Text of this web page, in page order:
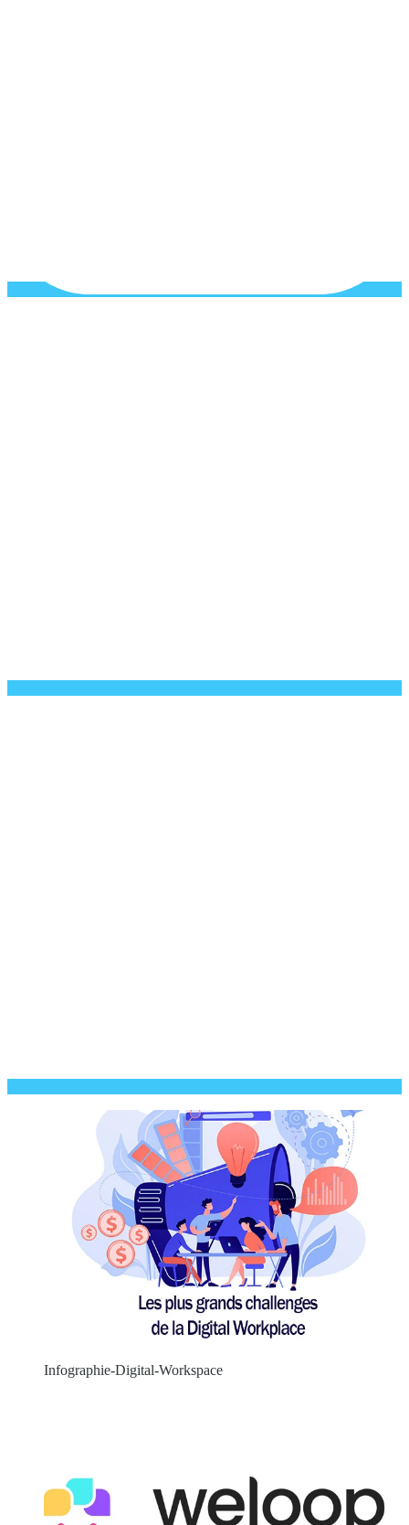
Infographie-Digital-Workspace